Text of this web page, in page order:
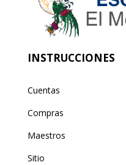
INSTRUCCIONES
Cuentas
Compras
Maestros
Sitio